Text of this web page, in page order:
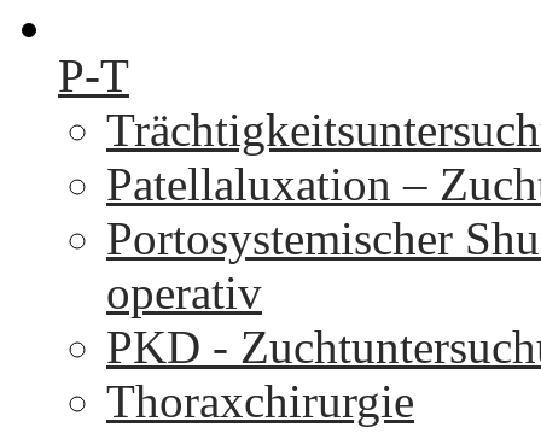
P-T
Patellaluxation –
Portosystemischer
operativ
PKD -
Thoraxchirurgie